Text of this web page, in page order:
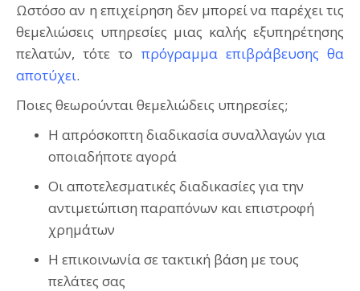
Ωστόσο αν η επιχείρηση δεν μπορεί να παρέχει τις
θεμελιώσεις υπηρεσίες μιας καλής εξυπηρέτησης
πελατών, τότε το πρόγραμμα επιβράβευσης θα
αποτύχει.
Ποιες θεωρούνται θεμελιώδεις υπηρεσίες;
Η απρόσκοπτη διαδικασία συναλλαγών για
οποιαδήποτε αγορά
Οι αποτελεσματικές διαδικασίες για την
αντιμετώπιση παραπόνων και επιστροφή
χρημάτων
Η επικοινωνία σε τακτική βάση με τους
πελάτες σας